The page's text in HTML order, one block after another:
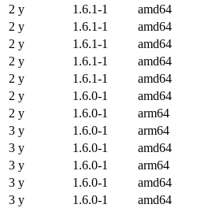
2 y
1.6.1-1 amd64
2 y
1.6.1-1 amd64
2 y
1.6.1-1 amd64
2 y
1.6.1-1 amd64
2 y
1.6.1-1 amd64
2 y
1.6.0-1 amd64
2 y
1.6.0-1 arm64
3 y
1.6.0-1 arm64
3 y
1.6.0-1 amd64
3 y
1.6.0-1 arm64
3 y
1.6.0-1 amd64
3 y
1.6.0-1 amd64